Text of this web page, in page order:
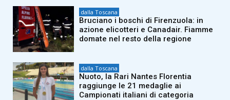
dalla Toscana
Bruciano i boschi di Firenzuola: in
azione elicotteri e Canadair. Fiamme
domate nel resto della regione
dalla Toscana
Nuoto, la Rari Nantes Florentia
raggiunge le 21 medaglie ai
Campionati italiani di categoria